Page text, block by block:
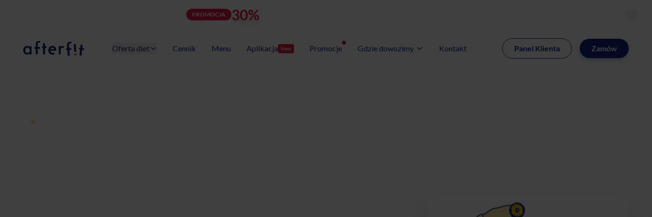
PROMOCJA 30%
Catering dietetyczny Afterfit
Oferta diet
Wybór Menu Gotowe programy diet
Cennik Menu Aplikacja New Promocje Gdzie dowozimy Kontakt Panel Klienta Zamów